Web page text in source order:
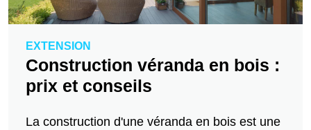
EXTENSION
Construction véranda en bois :
prix et conseils
La construction d'une véranda en bois est une